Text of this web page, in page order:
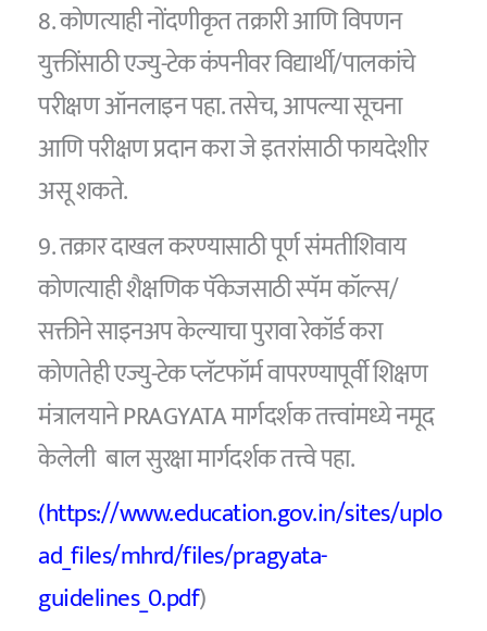
8. कोणत्याही नोंदणीकृत तक्रारी आणि विपणन
युक्तींसाठी एज्यु-टेक कंपनीवर विद्यार्थी/पालकांचे
परीक्षण ऑनलाइन पहा. तसेच, आपल्या सूचना
आणि परीक्षण प्रदान करा जे इतरांसाठी फायदेशीर
असू शकते.
9. तक्रार दाखल करण्यासाठी पूर्ण संमतीशिवाय
कोणत्याही शैक्षणिक पॅकेजसाठी स्पॅम कॉल्स/
सक्तीने साइनअप केल्याचा पुरावा रेकॉर्ड करा
कोणतेही एज्यु-टेक प्लॅटफॉर्म वापरण्यापूर्वी शिक्षण
मंत्रालयाने PRAGYATA मार्गदर्शक तत्त्वांमध्ये नमूद
केलेली बाल सुरक्षा मार्गदर्शक तत्त्वे पहा.
(https://www.education.gov.in/sites/uplo
ad_files/mhrd/files/pragyata-
guidelines_0.pdf)